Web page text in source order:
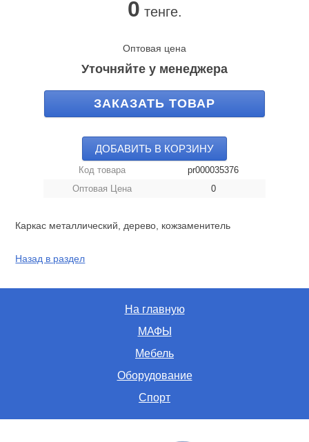
0 тенге.
Оптовая цена
Уточняйте у менеджера
ЗАКАЗАТЬ ТОВАР
ДОБАВИТЬ В КОРЗИНУ
Код товара
pr000035376
Оптовая Цена
0
Каркас металлический, дерево, кожзаменитель
Назад в раздел
На главную
МАФЫ
Мебель
Оборудование
Спорт